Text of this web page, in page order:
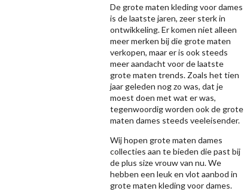
De grote maten kleding voor dames
is de laatste jaren, zeer sterk in
ontwikkeling. Er komen niet alleen
meer merken bij die grote maten
verkopen, maar er is ook steeds
meer aandacht voor de laatste
grote maten trends. Zoals het tien
jaar geleden nog zo was, dat je
moest doen met wat er was,
tegenwoordig worden ook de grote
maten dames steeds veeleisender.
Wij hopen grote maten dames
collecties aan te bieden die past bij
de plus size vrouw van nu. We
hebben een leuk en vlot aanbod in
grote maten kleding voor dames.